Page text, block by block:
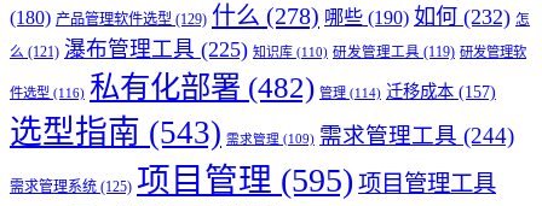
(180) 产品管理软件选型 (129) 什么 (278) 哪些 (190) 如何 (232) 怎
么 (121) 瀑布管理工具 (225) 知识库 (110) 研发管理工具 (119) 研发管理软
件选型 (116) 私有化部署 (482) 管理 (114) 迁移成本 (157)
选型指南 (543) 需求管理 (109) 需求管理工具 (244)
需求管理系统 (125) 项目管理 (595) 项目管理工具